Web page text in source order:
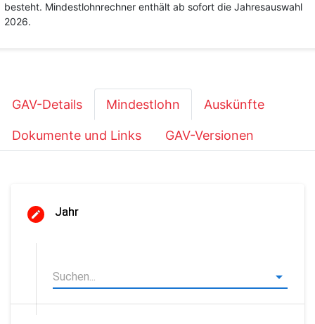
besteht. Mindestlohnrechner enthält ab sofort die Jahresauswahl
2026.
GAV-Details Mindestlohn Auskünfte
Dokumente und Links GAV-Versionen
Jahr